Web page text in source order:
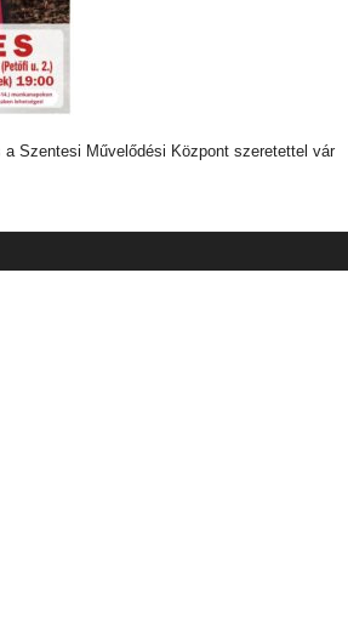
a Szentesi Művelődési Központ szeretettel vár